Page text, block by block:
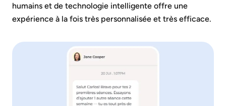
humains et de technologie intelligente offre une
expérience à la fois très personnalisée et très efficace.